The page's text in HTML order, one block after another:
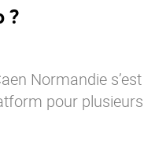
?
Normandie s’est
pour plusieurs